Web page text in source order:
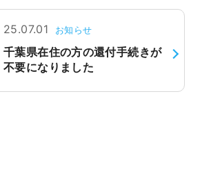
25.07.01 お知らせ
千葉県在住の方の還付手続きが
不要になりました